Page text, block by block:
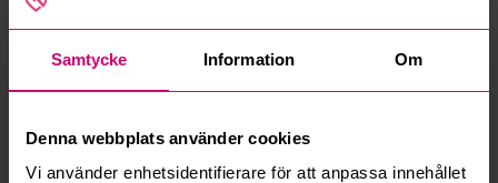
Samtycke Information Om
Denna webbplats använder cookies
Vi använder enhetsidentifierare för att anpassa innehållet
Hur fungerar budmotorn?
Kan jag ångra ett bud?
Kan ni frakta mina vunna objekt?